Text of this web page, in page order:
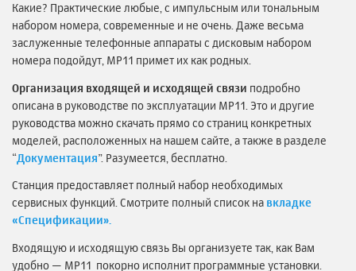
Какие? Практические любые, с импульсным или тональным
набором номера, современные и не очень. Даже весьма
заслуженные телефонные аппараты с дисковым набором
номера подойдут, MP11 примет их как родных.
Организация входящей и исходящей связи подробно
описана в руководстве по эксплуатации MP11. Это и другие
руководства можно скачать прямо со страниц конкретных
моделей, расположенных на нашем сайте, а также в разделе
“Документация”. Разумеется, бесплатно.
Станция предоставляет полный набор необходимых
сервисных функций. Смотрите полный список на вкладке
«Спецификации».
Входящую и исходящую связь Вы организуете так, как Вам
удобно — MP11 покорно исполнит программные установки.